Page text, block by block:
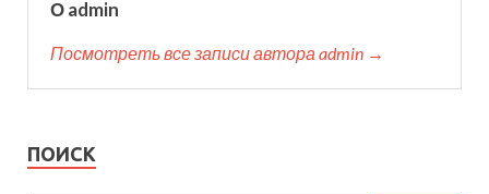
О admin
Посмотреть все записи автора admin →
ПОИСК